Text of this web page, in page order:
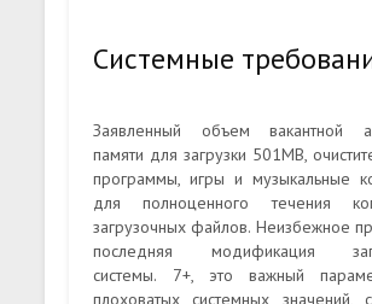
Системные
Заявленный объем вакантной
памяти для загрузки 501MB,
программы, игры и музыкальные
для полноценного течения
загрузочных файлов. Неизбежное
последняя модификация
системы. 7+, это важный
плоховатых системных значений,